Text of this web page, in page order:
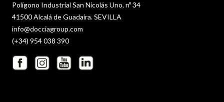
Polígono Industrial San Nicolás Uno, nº 34
41500 Alcalá de Guadaira. SEVILLA
info@docciagroup.com
(+34) 954 038 390